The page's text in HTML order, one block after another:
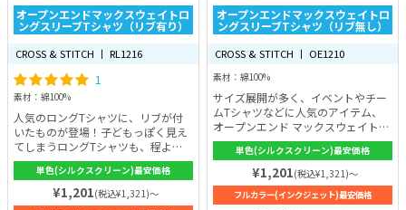
オープンエンドマックスウェイトロ
ングスリーブTシャツ（リブ有り）
CROSS & STITCH 丨 RL1216
1
素材：綿100%
人気のロングTシャツに、リブが付
いたものが登場！子どもっぽく見え
てしまうロングTシャツも、程よい
袖まくりで洗練された大人の印象
に。生地の厚さは6.2ozとしっかり
あるので、秋冬の着こなしに最適で
す。カラーは落ち着いた色味の4色
単色(シルクスクリーン)最安価格
¥1,201(税込¥1,321)～
オープンエンドマックスウェイトロ
ングスリーブTシャツ（リブ無し）
CROSS & STITCH 丨 OE1210
素材：綿100%
サイズ展開が多く、イベントやチー
ムTシャツなどに人気のアイテム、
オープンエンド マックスウェイトロ
ングスリーブTシャツ（リブ無
し）。生地にコシがあり、さらりと
した風合いが魅力です。空気の流れ
を利用して作った糸で繊維間にボリ
ュームのあるオープンエンド糸を使
単色(シルクスクリーン)最安価格
¥1,201(税込¥1,321)～
フルカラー(インクジェット)最安価格